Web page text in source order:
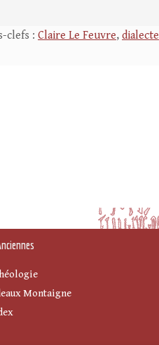
clefs : Claire Le Feuvre, dialecte
Montaigne